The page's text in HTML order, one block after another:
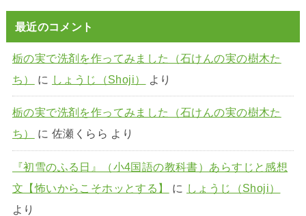
最近のコメント
栃の実で洗剤を作ってみました（石けんの実の樹木た
ち）
に しょうじ（Shoji） より
栃の実で洗剤を作ってみました（石けんの実の樹木た
ち）
に 佐瀬くらら より
『初雪のふる日』（小4国語の教科書）あらすじと感想
文【怖いからこそホッとする】
に しょうじ（Shoji）
より